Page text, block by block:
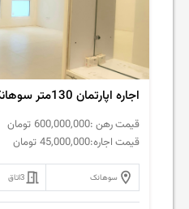
اجاره اپارتمان 130متر سوهانک فول مشاعات
قیمت رهن :600,000,000 تومان
قیمت اجاره:45,000,000 تومان
سوهانک 3اتاق